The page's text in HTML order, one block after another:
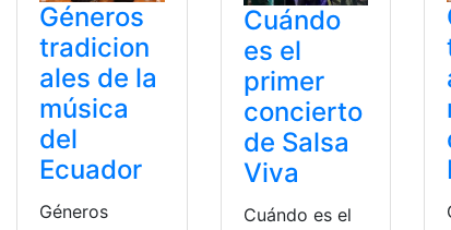
Géneros
tradicion
ales de la
música
del
Ecuador
Géneros
Cuándo
es el
primer
concierto
de Salsa
Viva
Cuándo es el